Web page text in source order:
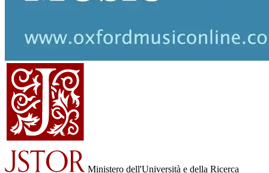
Ministero dell'Università e della Ricerca